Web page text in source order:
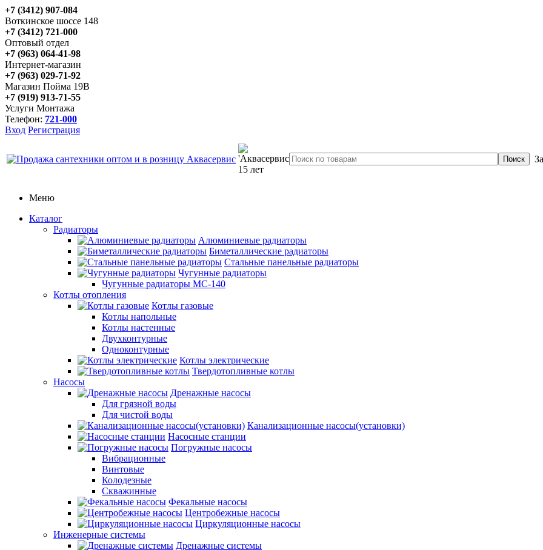
+7 (3412) 907-084
Воткинское шоссе 148
+7 (3412) 721-000
Оптовый отдел
+7 (963) 064-41-98
Интернет-магазин
+7 (963) 029-71-92
Магазин Пойма 19В
+7 (919) 913-71-55
Услуги Монтажа
Телефон: 721-000
Вход Регистрация
Меню
Каталог
Радиаторы
Алюминиевые радиаторы
Биметаллические радиаторы
Стальные панельные радиаторы
Чугунные радиаторы
Чугунные радиаторы МС-140
Котлы отопления
Котлы газовые
Котлы напольные
Котлы настенные
Двухконтурные
Одноконтурные
Котлы электрические
Твердотопливные котлы
Насосы
Дренажные насосы
Для грязной воды
Для чистой воды
Канализационные насосы(установки)
Насосные станции
Погружные насосы
Вибрационные
Винтовые
Колодезные
Скважинные
Фекальные насосы
Центробежные насосы
Циркуляционные насосы
Инженерные системы
Дренажные системы